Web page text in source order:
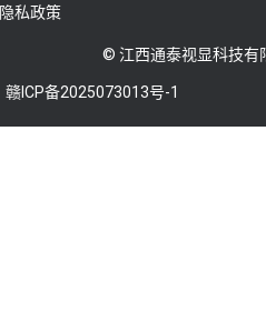
隐私政策
© 江西通泰视显科技有
赣ICP备2025073013号-1